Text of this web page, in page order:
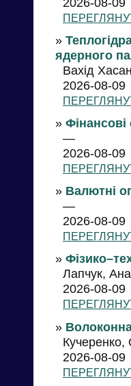
»
ядерного
Вахід
2026-08-09
» Фінансові
—
2026-08-09
» Валютні
—
2026-08-09
»
Лапчук,
2026-08-09
»
Кучеренко,
2026-08-09